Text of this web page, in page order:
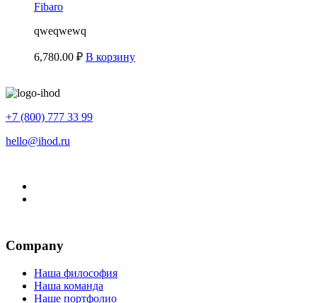
Fibaro
qweqwewq
6,780.00 ₽ В корзину
+7 (800) 777 33 99
hello@ihod.ru
Company
Наша философия
Наша команда
Наше портфолио